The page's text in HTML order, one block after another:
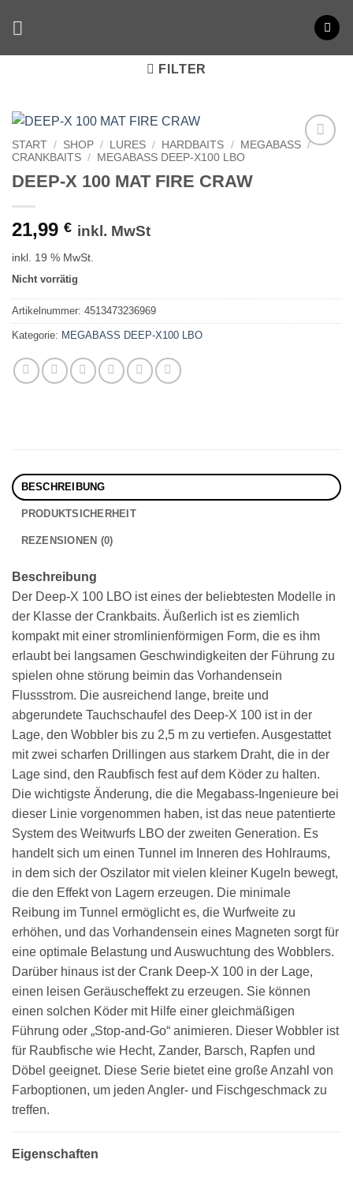
FILTER
START / SHOP / LURES / HARDBAITS / MEGABASS /
CRANKBAITS / MEGABASS DEEP-X100 LBO
DEEP-X 100 MAT FIRE CRAW
21,99 € inkl. MwSt
inkl. 19 % MwSt.
Nicht vorrätig
Artikelnummer: 4513473236969
Kategorie: MEGABASS DEEP-X100 LBO
BESCHREIBUNG
PRODUKTSICHERHEIT
REZENSIONEN (0)
Beschreibung
Der Deep-X 100 LBO ist eines der beliebtesten Modelle in
der Klasse der Crankbaits. Äußerlich ist es ziemlich
kompakt mit einer stromlinienförmigen Form, die es ihm
erlaubt bei langsamen Geschwindigkeiten der Führung zu
spielen ohne störung beimin das Vorhandensein
Flussstrom. Die ausreichend lange, breite und
abgerundete Tauchschaufel des Deep-X 100 ist in der
Lage, den Wobbler bis zu 2,5 m zu vertiefen. Ausgestattet
mit zwei scharfen Drillingen aus starkem Draht, die in der
Lage sind, den Raubfisch fest auf dem Köder zu halten.
Die wichtigste Änderung, die die Megabass-Ingenieure bei
dieser Linie vorgenommen haben, ist das neue patentierte
System des Weitwurfs LBO der zweiten Generation. Es
handelt sich um einen Tunnel im Inneren des Hohlraums,
in dem sich der Oszilator mit vielen kleiner Kugeln bewegt,
die den Effekt von Lagern erzeugen. Die minimale
Reibung im Tunnel ermöglicht es, die Wurfweite zu
erhöhen, und das Vorhandensein eines Magneten sorgt für
eine optimale Belastung und Auswuchtung des Wobblers.
Darüber hinaus ist der Crank Deep-X 100 in der Lage,
einen leisen Geräuscheffekt zu erzeugen. Sie können
einen solchen Köder mit Hilfe einer gleichmäßigen
Führung oder „Stop-and-Go“ animieren. Dieser Wobbler ist
für Raubfische wie Hecht, Zander, Barsch, Rapfen und
Döbel geeignet. Diese Serie bietet eine große Anzahl von
Farboptionen, um jeden Angler- und Fischgeschmack zu
treffen.
Eigenschaften